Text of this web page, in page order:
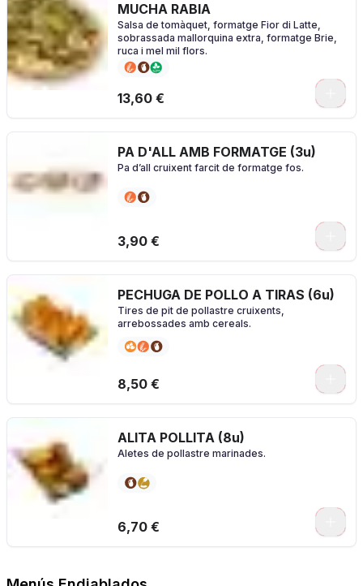
MUCHA RABIA
Salsa de tomàquet, formatge Fior di Latte,
sobrassada mallorquina extra, formatge Brie,
ruca i mel mil flors.
13,60 €
PA D'ALL AMB FORMATGE (3u)
Pa d’all cruixent farcit de formatge fos.
3,90 €
PECHUGA DE POLLO A TIRAS (6u)
Tires de pit de pollastre cruixents,
arrebossades amb cereals.
8,50 €
ALITA POLLITA (8u)
Aletes de pollastre marinades.
6,70 €